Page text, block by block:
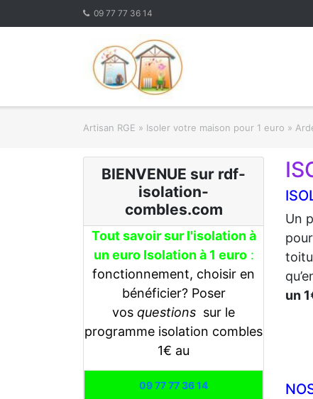
09 77 77 36 14
Artisan RGE » Isoler votre maison pour 1 euro »
BIENVENUE sur rdf-
isolation-
combles.com
Tout savoir sur l'isolation à
un euro Isolation à 1 euro:
fonctionnement, choisir en
bénéficier? Poser
vos questions sur le
programme isolation combles
1€ au
09 77 77 36 14
Un
un